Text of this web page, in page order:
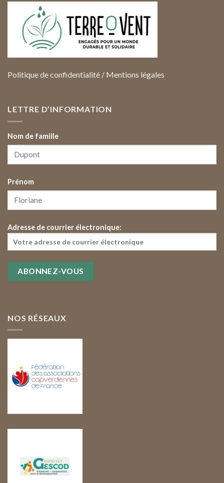
Politique de confidentialité / Mentions légales
LETTRE D’INFORMATION
Nom de famille
Prénom
Adresse de courrier électronique:
NOS RÉSEAUX